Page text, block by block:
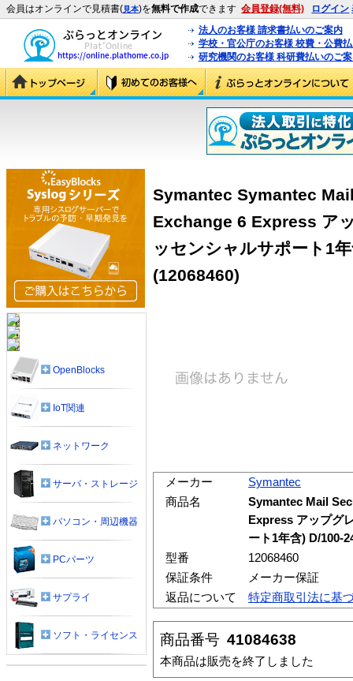
会員はオンラインで見積書(見本)を無料で作成できます 会員登録(無料) ログイン
法人のお客様 請求書払いのご案内
学校・官公庁のお客様 校費・公費
研究機関のお客様 科研費払いのご
Symantec Symantec
Exchange 6 Express ア
ッセンシャルサポート1
(12068460)
メーカー
Symantec
商品名
Symantec Mail
Express アップグ
ート1年含) D/100-
型番
12068460
保証条件
メーカー保証
返品について
特定商取引法に基
商品番号 41084638
本商品は販売を終了しました
OpenBlocks
IoT関連
ネットワーク
サーバ・ストレージ
パソコン・周辺機器
PCパーツ
サプライ
ソフト・ライセンス